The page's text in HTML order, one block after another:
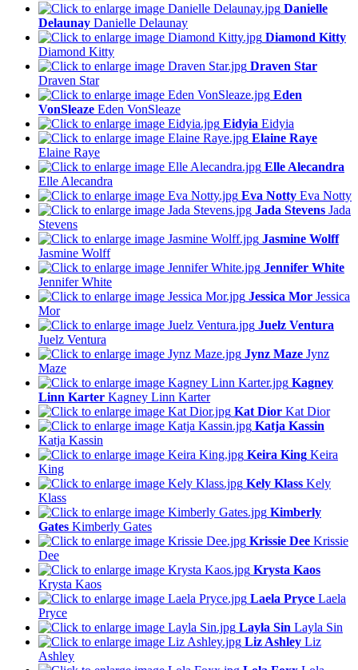
Danielle
Delaunay Danielle Delaunay
Diamond Kitty
Diamond Kitty
Draven Star
Draven Star
Eden
VonSleaze Eden VonSleaze
Eidyia Eidyia
Elaine Raye
Elaine Raye
Elle Alecandra
Elle Alecandra
Eva Notty Eva Notty
Jada Stevens Jada
Stevens
Jasmine Wolff
Jasmine Wolff
Jennifer White
Jennifer White
Jessica Mor Jessica
Mor
Juelz Ventura
Juelz Ventura
Jynz Maze Jynz
Maze
Kagney
Linn Karter Kagney Linn Karter
Kat Dior Kat Dior
Katja Kassin
Katja Kassin
Keira King Keira
King
Kely Klass Kely
Klass
Kimberly
Gates Kimberly Gates
Krissie Dee Krissie
Dee
Krysta Kaos
Krysta Kaos
Laela Pryce Laela
Pryce
Layla Sin Layla Sin
Liz Ashley Liz
Ashley